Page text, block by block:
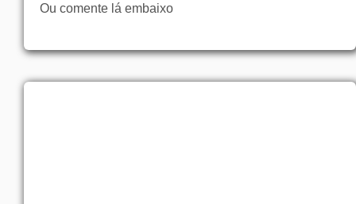
Ou comente lá embaixo